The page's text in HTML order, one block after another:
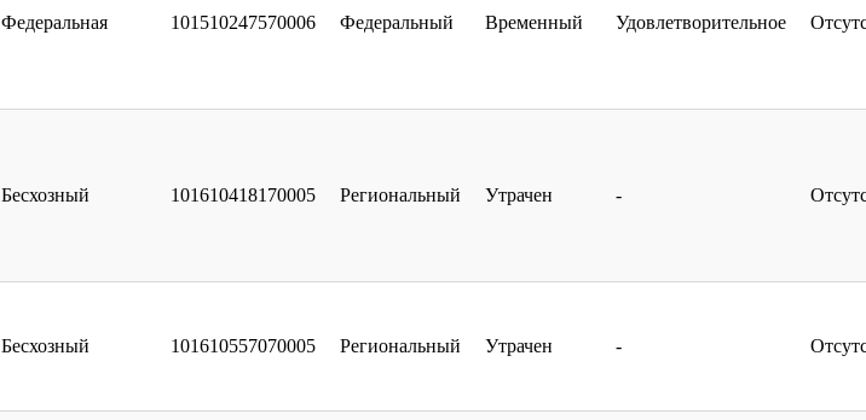
Федеральная 101510247570006 Федеральный Временный Удовлетворительное
Бесхозный 101610418170005 Региональный Утрачен -
Бесхозный 101610557070005 Региональный Утрачен -